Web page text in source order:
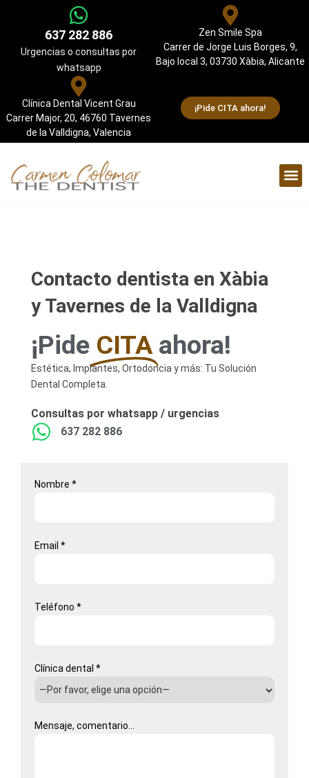
637 282 886
Urgencias o consultas por
whatsapp
Zen Smile Spa
Carrer de Jorge Luis Borges, 9,
Bajo local 3, 03730 Xàbia, Alicante
Clínica Dental Vicent Grau
Carrer Major, 20, 46760 Tavernes
de la Valldigna, Valencia
¡Pide CITA ahora!
Contacto dentista en Xàbia
y Tavernes de la Valldigna
¡Pide CITA ahora!
Estética, Implantes, Ortodoncia y más: Tu Solución
Dental Completa.
Consultas por whatsapp / urgencias
637 282 886
Nombre *
Email *
Teléfono *
Clínica dental *
Mensaje, comentario...